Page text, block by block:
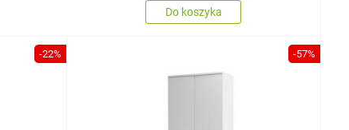
Do koszyka
-22% -57%